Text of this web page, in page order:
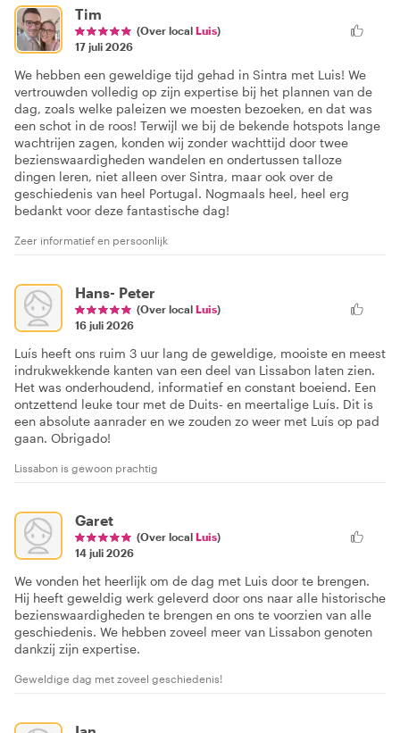
Tim
(Over local Luis)
17 juli 2026
We hebben een geweldige tijd gehad in Sintra met Luis! We
vertrouwden volledig op zijn expertise bij het plannen van de
dag, zoals welke paleizen we moesten bezoeken, en dat was
een schot in de roos! Terwijl we bij de bekende hotspots lange
wachtrijen zagen, konden wij zonder wachttijd door twee
bezienswaardigheden wandelen en ondertussen talloze
dingen leren, niet alleen over Sintra, maar ook over de
geschiedenis van heel Portugal. Nogmaals heel, heel erg
bedankt voor deze fantastische dag!
Zeer informatief en persoonlijk
Hans- Peter
(Over local Luis)
16 juli 2026
Luís heeft ons ruim 3 uur lang de geweldige, mooiste en meest
indrukwekkende kanten van een deel van Lissabon laten zien.
Het was onderhoudend, informatief en constant boeiend. Een
ontzettend leuke tour met de Duits- en meertalige Luís. Dit is
een absolute aanrader en we zouden zo weer met Luís op pad
gaan. Obrigado!
Lissabon is gewoon prachtig
Garet
(Over local Luis)
14 juli 2026
We vonden het heerlijk om de dag met Luis door te brengen.
Hij heeft geweldig werk geleverd door ons naar alle historische
bezienswaardigheden te brengen en ons te voorzien van alle
geschiedenis. We hebben zoveel meer van Lissabon genoten
dankzij zijn expertise.
Geweldige dag met zoveel geschiedenis!